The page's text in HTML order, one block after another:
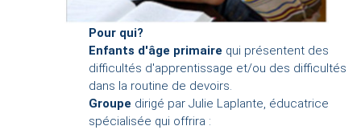
Pour qui?
Enfants d'âge primaire qui présentent des
difficultés d'apprentissage et/ou des difficultés
dans la routine de devoirs.
Groupe dirigé par Julie Laplante, éducatrice
spécialisée qui offrira :